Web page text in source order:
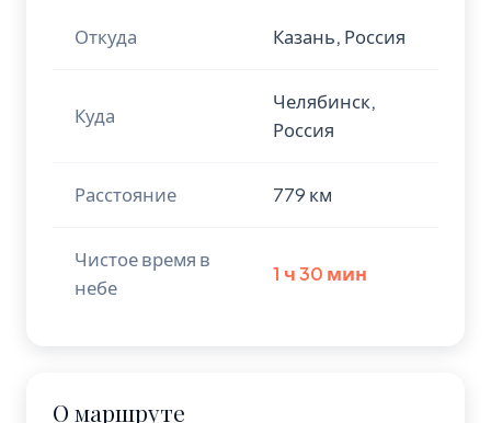
Откуда Казань, Россия
Куда
Челябинск,
Россия
Расстояние 779 км
Чистое время в
небе
1 ч 30 мин
О маршруте